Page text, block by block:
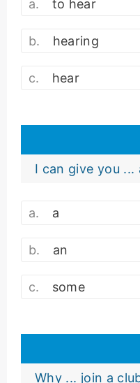
to hear
hearing
hear
I can give you ...
a
an
some
Why ... join a